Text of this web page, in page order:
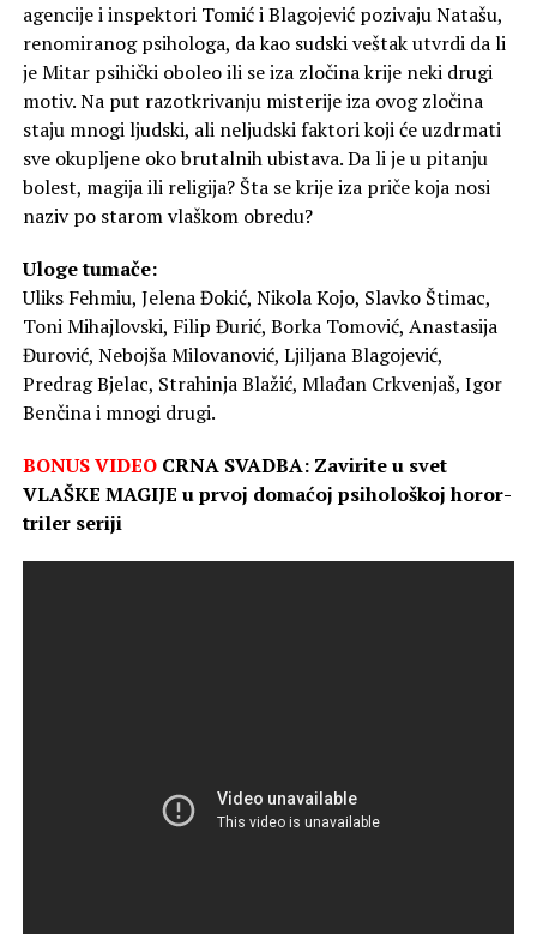
agencije i inspektori Tomić i Blagojević pozivaju Natašu,
renomiranog psihologa, da kao sudski veštak utvrdi da li
je Mitar psihički oboleo ili se iza zločina krije neki drugi
motiv. Na put razotkrivanju misterije iza ovog zločina
staju mnogi ljudski, ali neljudski faktori koji će uzdrmati
sve okupljene oko brutalnih ubistava. Da li je u pitanju
bolest, magija ili religija? Šta se krije iza priče koja nosi
naziv po starom vlaškom obredu?
Uloge tumače:
Uliks Fehmiu, Jelena Đokić, Nikola Kojo, Slavko Štimac,
Toni Mihajlovski, Filip Đurić, Borka Tomović, Anastasija
Đurović, Nebojša Milovanović, Ljiljana Blagojević,
Predrag Bjelac, Strahinja Blažić, Mlađan Crkvenjaš, Igor
Benčina i mnogi drugi.
BONUS VIDEOCRNA SVADBA: Zavirite u svet
VLAŠKE MAGIJE u prvoj domaćoj psihološkoj horor-
triler seriji